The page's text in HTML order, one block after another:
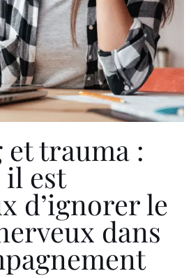
et trauma :
est
d’ignorer le
dans